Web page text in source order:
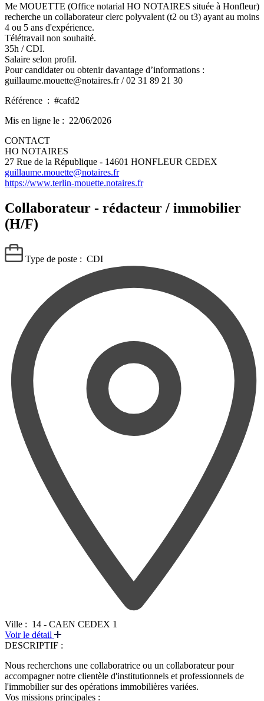
Me MOUETTE (Office notarial HO NOTAIRES située à Honfleur)
recherche un collaborateur clerc polyvalent (t2 ou t3) ayant au moins
4 ou 5 ans d'expérience.
Télétravail non souhaité.
35h / CDI.
Salaire selon profil.
Pour candidater ou obtenir davantage d’informations :
guillaume.mouette@notaires.fr / 02 31 89 21 30
Référence : #cafd2
Mis en ligne le : 22/06/2026
CONTACT
HO NOTAIRES
27 Rue de la République - 14601 HONFLEUR CEDEX
guillaume.mouette@notaires.fr
https://www.terlin-mouette.notaires.fr
Collaborateur - rédacteur / immobilier
(H/F)
Type de poste : CDI
Ville : 14 - CAEN CEDEX 1
Voir le détail
DESCRIPTIF :
Nous recherchons une collaboratrice ou un collaborateur pour
accompagner notre clientèle d'institutionnels et professionnels de
l'immobilier sur des opérations immobilières variées.
Vos missions principales :